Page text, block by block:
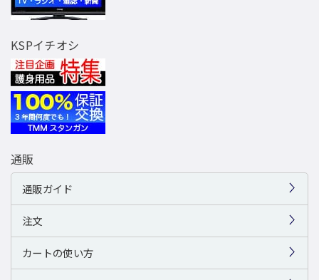
KSPイチオシ
通販
通販ガイド
注文
カートの使い方